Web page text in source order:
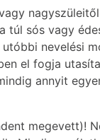
sós vagy
nevelési
el fogja
annyit
megevett)!